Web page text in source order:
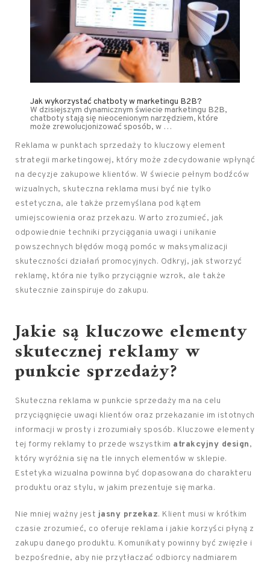
Jak wykorzystać chatboty w marketingu B2B?
W dzisiejszym dynamicznym świecie marketingu B2B,
chatboty stają się nieocenionym narzędziem, które
może zrewolucjonizować sposób, w …
Reklama w punktach sprzedaży to kluczowy element
strategii marketingowej, który może zdecydowanie wpłynąć
na decyzje zakupowe klientów. W świecie pełnym bodźców
wizualnych, skuteczna reklama musi być nie tylko
estetyczna, ale także przemyślana pod kątem
umiejscowienia oraz przekazu. Warto zrozumieć, jak
odpowiednie techniki przyciągania uwagi i unikanie
powszechnych błędów mogą pomóc w maksymalizacji
skuteczności działań promocyjnych. Odkryj, jak stworzyć
reklamę, która nie tylko przyciągnie wzrok, ale także
skutecznie zainspiruje do zakupu.
Jakie są kluczowe elementy
skutecznej reklamy w
punkcie sprzedaży?
Skuteczna reklama w punkcie sprzedaży ma na celu
przyciągnięcie uwagi klientów oraz przekazanie im istotnych
informacji w prosty i zrozumiały sposób. Kluczowe elementy
tej formy reklamy to przede wszystkim atrakcyjny design,
który wyróżnia się na tle innych elementów w sklepie.
Estetyka wizualna powinna być dopasowana do charakteru
produktu oraz stylu, w jakim prezentuje się marka.
Nie mniej ważny jestjasny przekaz. Klient musi w krótkim
czasie zrozumieć, co oferuje reklama i jakie korzyści płyną z
zakupu danego produktu. Komunikaty powinny być zwięzłe i
bezpośrednie, aby nie przytłaczać odbiorcy nadmiarem